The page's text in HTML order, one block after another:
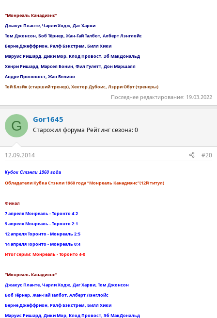
“Монреаль Канадиэнс”
Джакус Планте, Чарли Ходж, Даг Харви
Том Джонсон, Боб Тёрнер, Жан-Гай Талбот, Алберт Лэнглойс
Берне Джеффрион, Ралф Бэкстрем, Билл Хики
Маруис Ришард, Дики Мор, Клод Провост, Эб МакДональд
Хенри Ришард, Марсел Бонин, Фил Гулетт, Дон Маршалл
Андре Проновост, Жан Беливо
Той Блэйк (старший тренер), Хектор Дубоис, Лэрри Обут (тренеры)
Последнее редактирование: 19.03.2022
G Gor1645
Старожил форума Рейтинг сезона: 0
12.09.2014 #20
Кубок Стэнли 1960 года
Обладатели Кубка Стэнли 1960 года “Монреаль Канадиэнс”(12й титул)
Финал
7 апреля Монреаль - Торонто 4:2
9 апреля Монреаль - Торонто 2:1
12 апреля Торонто - Монреаль 2:5
14 апреля Торонто - Монреаль 0:4
Итог серии: Монреаль - Торонто 4-0
“Монреаль Канадиэнс”
Джакус Планте, Чарли Ходж, Даг Харви, Том Джонсон
Боб Тёрнер, Жан-Гай Талбот, Алберт Лэнглойс
Берне Джеффрион, Ралф Бэкстрем, Билл Хики
Маруис Ришард, Дики Мор, Клод Провост, Эб МакДональд